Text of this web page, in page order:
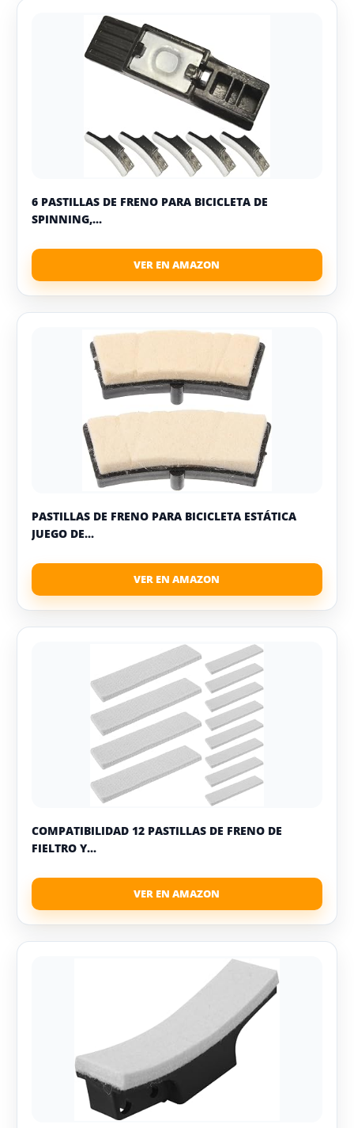
6 PASTILLAS DE FRENO PARA BICICLETA DE
SPINNING,...
PASTILLAS DE FRENO PARA BICICLETA ESTÁTICA
JUEGO DE...
COMPATIBILIDAD 12 PASTILLAS DE FRENO DE
FIELTRO Y...